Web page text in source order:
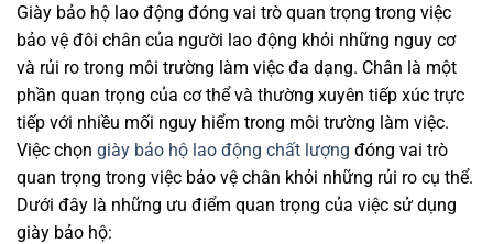
Giày bảo hộ lao động đóng vai trò quan trọng trong việc
bảo vệ đôi chân của người lao động khỏi những nguy cơ
và rủi ro trong môi trường làm việc đa dạng. Chân là một
phần quan trọng của cơ thể và thường xuyên tiếp xúc trực
tiếp với nhiều mối nguy hiểm trong môi trường làm việc.
Việc chọn giày bảo hộ lao động chất lượng đóng vai trò
quan trọng trong việc bảo vệ chân khỏi những rủi ro cụ thể.
Dưới đây là những ưu điểm quan trọng của việc sử dụng
giày bảo hộ: